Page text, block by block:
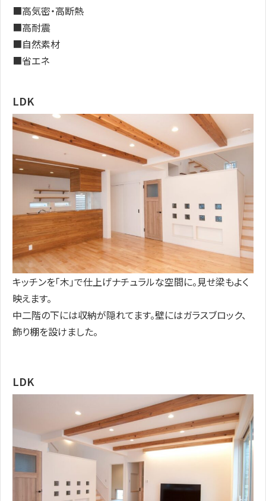
■高気密・高断熱
■高耐震
■自然素材
■省エネ
LDK
キッチンを「木」で仕上げナチュラルな空間に。見せ梁もよく
映えます。
中二階の下には収納が隠れてます。壁にはガラスブロック、
飾り棚を設けました。
LDK